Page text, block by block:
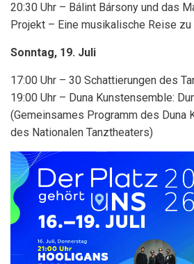
20:30 Uhr – Bálint Bársony und das
Projekt – Eine musikalische Reise zu
Sonntag, 19. Juli
17:00 Uhr – 30 Schattierungen des
19:00 Uhr – Duna Kunstensemble:
(Gemeinsames Programm des Duna
des Nationalen Tanztheaters)